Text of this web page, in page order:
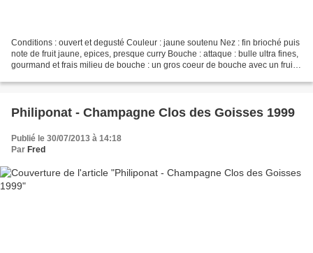
Conditions : ouvert et degusté Couleur : jaune soutenu Nez : fin brioché puis
note de fruit jaune, epices, presque curry Bouche : attaque : bulle ultra fines,
gourmand et frais milieu de bouche : un gros coeur de bouche avec un fruit
Philiponat - Champagne Clos des Goisses 1999
Publié le 30/07/2013 à 14:18
Par Fred